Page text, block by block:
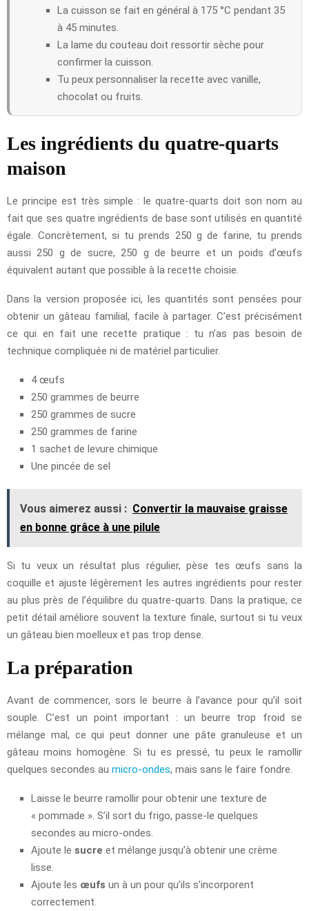
La cuisson se fait en général à 175 °C pendant 35
à 45 minutes.
La lame du couteau doit ressortir sèche pour
confirmer la cuisson.
Tu peux personnaliser la recette avec vanille,
chocolat ou fruits.
Les ingrédients du quatre-quarts
maison
Le principe est très simple : le quatre-quarts doit son nom au
fait que ses quatre ingrédients de base sont utilisés en quantité
égale. Concrètement, si tu prends 250 g de farine, tu prends
aussi 250 g de sucre, 250 g de beurre et un poids d’œufs
équivalent autant que possible à la recette choisie.
Dans la version proposée ici, les quantités sont pensées pour
obtenir un gâteau familial, facile à partager. C’est précisément
ce qui en fait une recette pratique : tu n’as pas besoin de
technique compliquée ni de matériel particulier.
4 œufs
250 grammes de beurre
250 grammes de sucre
250 grammes de farine
1 sachet de levure chimique
Une pincée de sel
Vous aimerez aussi : Convertir la mauvaise graisse
en bonne grâce à une pilule
Si tu veux un résultat plus régulier, pèse tes œufs sans la
coquille et ajuste légèrement les autres ingrédients pour rester
au plus près de l’équilibre du quatre-quarts. Dans la pratique, ce
petit détail améliore souvent la texture finale, surtout si tu veux
un gâteau bien moelleux et pas trop dense.
La préparation
Avant de commencer, sors le beurre à l’avance pour qu’il soit
souple. C’est un point important : un beurre trop froid se
mélange mal, ce qui peut donner une pâte granuleuse et un
gâteau moins homogène. Si tu es pressé, tu peux le ramollir
quelques secondes au micro-ondes, mais sans le faire fondre.
Laisse le beurre ramollir pour obtenir une texture de
« pommade ». S’il sort du frigo, passe-le quelques
secondes au micro-ondes.
Ajoute le sucre et mélange jusqu’à obtenir une crème
lisse.
Ajoute les œufs un à un pour qu’ils s’incorporent
correctement.